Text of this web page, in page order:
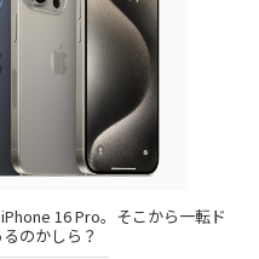
16 Pro。そこから一転ド
のかしら？